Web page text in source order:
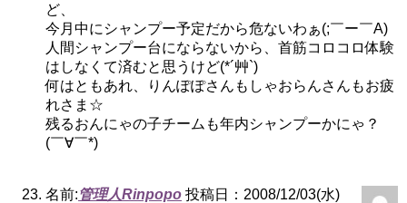
ど、
今月中にシャンプー予定だから危ないわぁ(;￣ー￣A)
人間シャンプー台にならないから、首筋コロコロ体験
はしなくて済むと思うけど(*´艸`)
何はともあれ、りんぽぽさんもしゃおらんさんもお疲
れさま☆
残るおんにゃの子チームも年内シャンプーかにゃ？
(￣∀￣*)
名前:管理人Rinpopo 投稿日：2008/12/03(水)